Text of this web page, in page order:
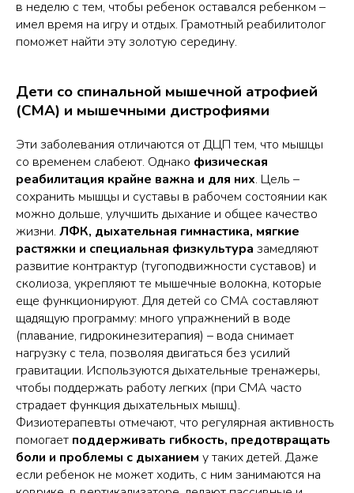
в неделю с тем, чтобы ребенок оставался ребенком –
имел время на игру и отдых. Грамотный реабилитолог
поможет найти эту золотую середину.
Дети со спинальной мышечной атрофией
(СМА) и мышечными дистрофиями
Эти заболевания отличаются от ДЦП тем, что мышцы
со временем слабеют. Однако физическая
реабилитация крайне важна и для них. Цель –
сохранить мышцы и суставы в рабочем состоянии как
можно дольше, улучшить дыхание и общее качество
жизни. ЛФК, дыхательная гимнастика, мягкие
растяжки и специальная физкультура замедляют
развитие контрактур (тугоподвижности суставов) и
сколиоза, укрепляют те мышечные волокна, которые
еще функционируют. Для детей со СМА составляют
щадящую программу: много упражнений в воде
(плавание, гидрокинезитерапия) – вода снимает
нагрузку с тела, позволяя двигаться без усилий
гравитации. Используются дыхательные тренажеры,
чтобы поддержать работу легких (при СМА часто
страдает функция дыхательных мышц).
Физиотерапевты отмечают, что регулярная активность
помогает поддерживать гибкость, предотвращать
боли и проблемы с дыханием у таких детей. Даже
если ребенок не может ходить, с ним занимаются на